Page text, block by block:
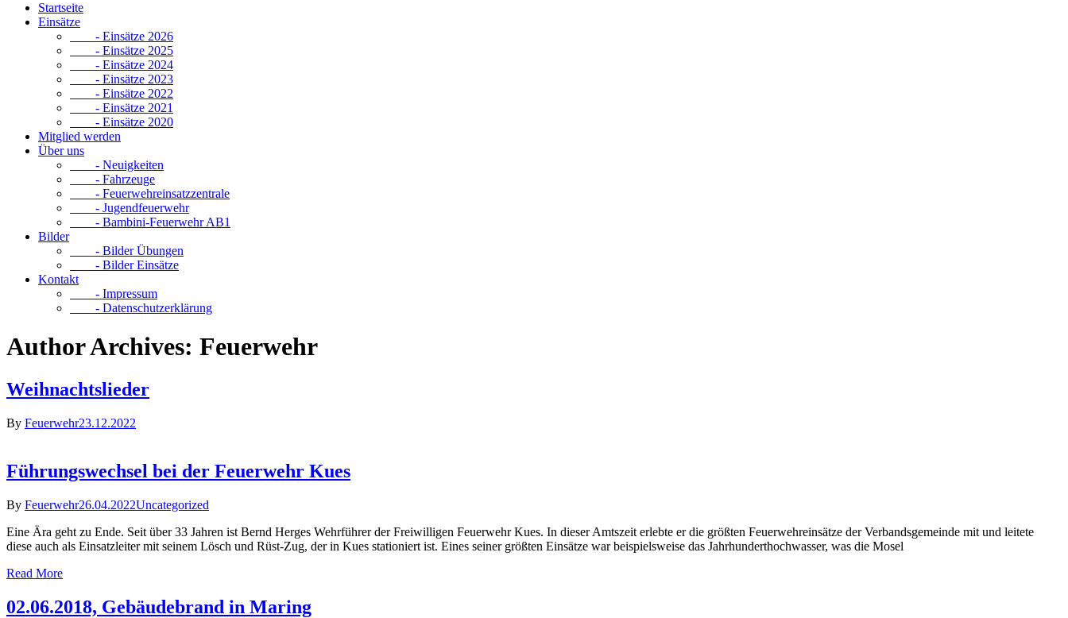
Startseite
Einsätze
- Einsätze 2026
- Einsätze 2025
- Einsätze 2024
- Einsätze 2023
- Einsätze 2022
- Einsätze 2021
- Einsätze 2020
Mitglied werden
Über uns
- Neuigkeiten
- Fahrzeuge
- Feuerwehreinsatzzentrale
- Jugendfeuerwehr
- Bambini-Feuerwehr AB1
Bilder
- Bilder Übungen
- Bilder Einsätze
Kontakt
- Impressum
- Datenschutzerklärung
Author Archives: Feuerwehr
Weihnachtslieder
By Feuerwehr23.12.2022
Führungswechsel bei der Feuerwehr Kues
By Feuerwehr26.04.2022Uncategorized
Eine Ära geht zu Ende. Seit über 33 Jahren ist Bernd Herges Wehrführer der Freiwilligen Feuerwehr Kues. In dieser Amtszeit erlebte er die größten Feuerwehreinsätze der Verbandsgemeinde mit und leitete
diese auch als Einsatzleiter mit seinem Lösch und Rüst-Zug, der in Kues stationiert ist. Eines seiner größten Einsätze war beispielsweise das Jahrhunderthochwasser, was die Mosel
Read More
02.06.2018, Gebäudebrand in Maring